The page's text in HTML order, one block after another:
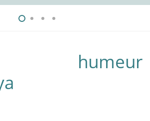
humeur